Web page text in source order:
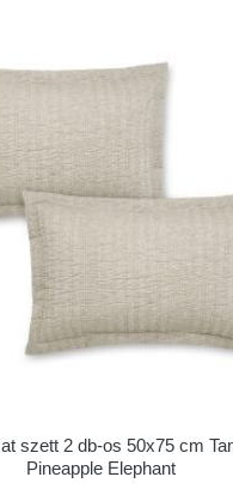
szett 2 db-os 50x75 cm
Pineapple Elephant